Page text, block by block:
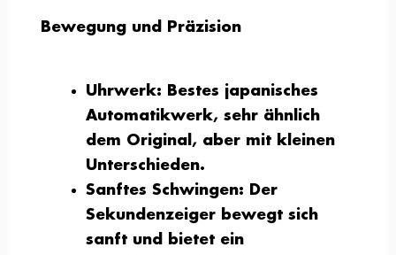
Bewegung und Präzision
Uhrwerk: Bestes japanisches
Automatikwerk, sehr ähnlich
dem Original, aber mit kleinen
Unterschieden.
Sanftes Schwingen: Der
Sekundenzeiger bewegt sich
sanft und bietet ein